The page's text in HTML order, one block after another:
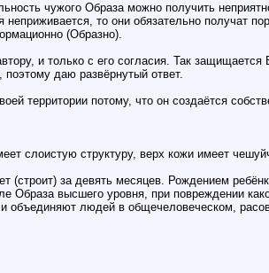
чужого Образа можно получить
то они обязательно получат
(Образно).
и только с его согласия. Так
даю развёрнутый ответ.
территории потому, что он создаётся
слоистую структуру, верх кожи имеет
за девять месяцев. Рождением
высшего уровня, при повреждении
объединяют людей в общечеловеческом,